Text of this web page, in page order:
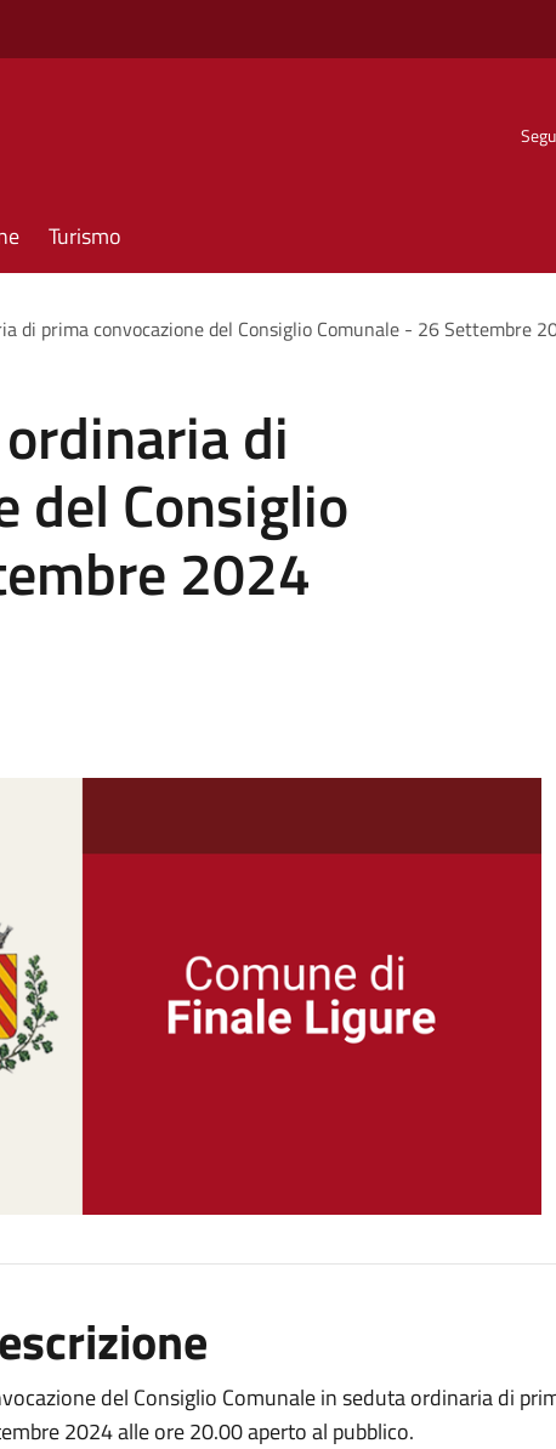
Turismo
di prima convocazione del Consiglio Comunale - 26 Settembre
di
del Consiglio
2024
del Consiglio Comunale in seduta ordinaria di
2024 alle ore 20.00 aperto al pubblico.